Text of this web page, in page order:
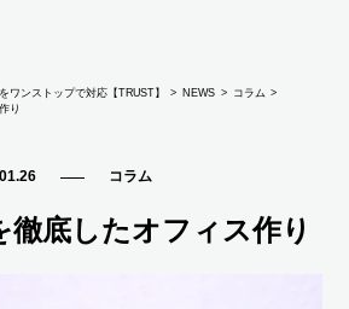
ワンストップで対応【TRUST】 NEWS コラム
り
コラム
徹底したオフィス作り